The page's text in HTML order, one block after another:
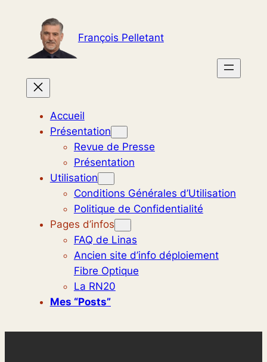
contenu
François Pelletant
Accueil
Présentation
Revue de Presse
Présentation
Utilisation
Conditions Générales d’Utilisation
Politique de Confidentialité
Pages d’infos
FAQ de Linas
Ancien site d’info déploiement
Fibre Optique
La RN20
Mes “posts”